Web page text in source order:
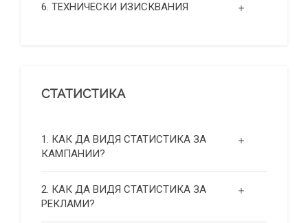
6. ТЕХНИЧЕСКИ ИЗИСКВАНИЯ
СТАТИСТИКА
1. КАК ДА ВИДЯ СТАТИСТИКА ЗА
КАМПАНИИ?
2. КАК ДА ВИДЯ СТАТИСТИКА ЗА
РЕКЛАМИ?